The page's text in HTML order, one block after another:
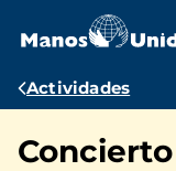
contenido
Ruta
navegación
Actividades